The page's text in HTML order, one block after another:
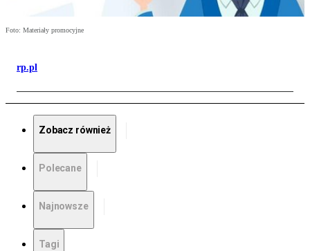
Foto: Materiały promocyjne
rp.pl
Zobacz również
Polecane
Najnowsze
Tagi